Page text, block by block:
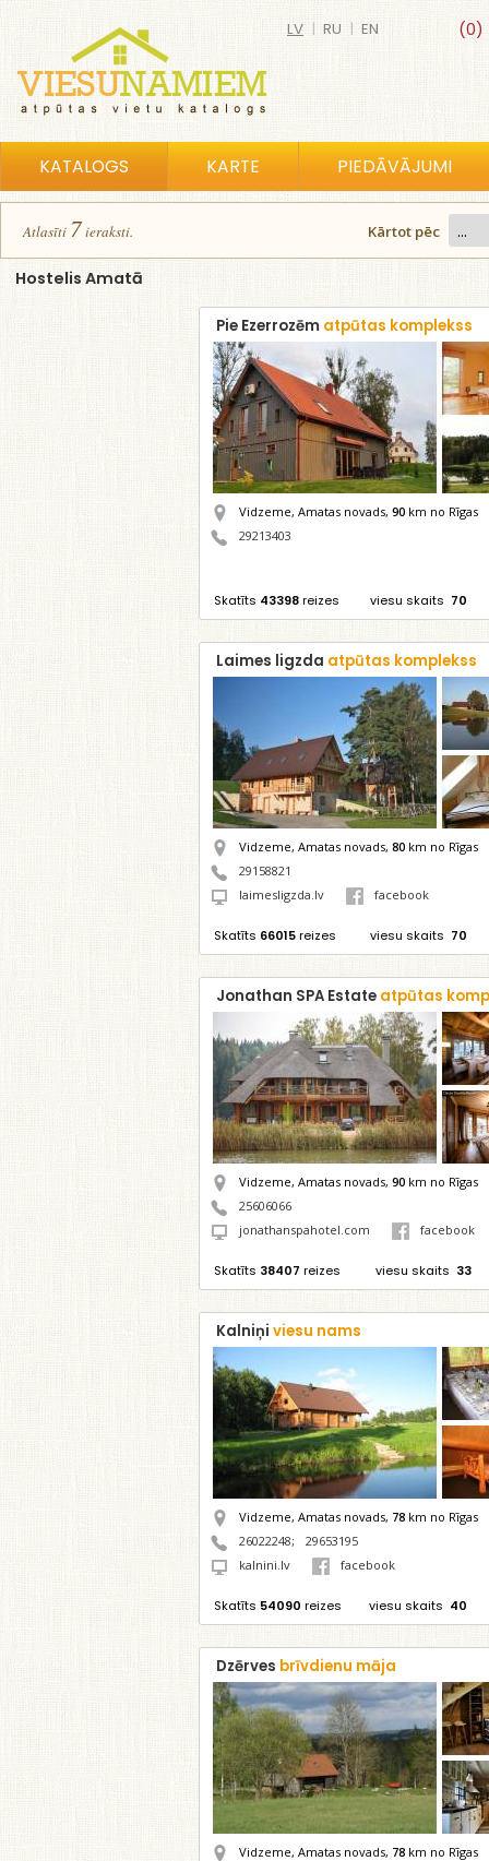
(0)
LV | RU | EN
KATALOGS KARTE PIEDĀVĀJUMI
Atlasīti 7ieraksti. Kārtot pēc
Hostelis Amatā
Pie Ezerrozēm atpūtas komplekss
Vidzeme, Amatas novads, 90 km no Rīgas
29213403
Skatīts 43398reizes viesu skaits 70
Laimes ligzda atpūtas komplekss
Vidzeme, Amatas novads, 80 km no Rīgas
29158821
laimesligzda.lv
facebook
Skatīts 66015reizes viesu skaits 70
Jonathan SPA Estate atpūtas
Vidzeme, Amatas novads, 90 km no Rīgas
25606066
jonathanspahotel.com
facebook
Skatīts 38407 reizes viesu skaits 33
Kalniņi viesu nams
Vidzeme, Amatas novads, 78 km no Rīgas
26022248;
29653195
kalnini.lv
facebook
Skatīts 54090 reizes viesu skaits 40
Dzērves brīvdienu māja
Vidzeme, Amatas novads, 78 km no Rīgas